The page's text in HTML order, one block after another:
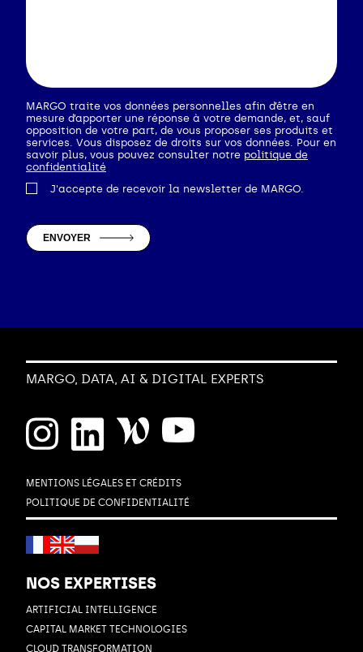
MARGO traite vos données personnelles afin d’être en
mesure d’apporter une réponse à votre demande, et, sauf
opposition de votre part, de vous proposer ses produits et
services. Vous disposez de droits sur vos données. Pour en
savoir plus, vous pouvez consulter notre politique de
confidentialité
J'accepte de recevoir la newsletter de MARGO.
MARGO, DATA, AI & DIGITAL EXPERTS
MENTIONS LÉGALES ET CRÉDITS
POLITIQUE DE CONFIDENTIALITÉ
NOS EXPERTISES
ARTIFICIAL INTELLIGENCE
CAPITAL MARKET TECHNOLOGIES
CLOUD TRANSFORMATION